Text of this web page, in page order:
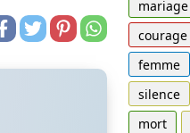
mariage
courage
femme
silence
mort